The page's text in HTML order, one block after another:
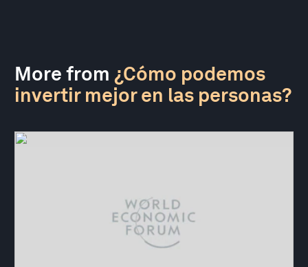
More from ¿Cómo podemos
invertir mejor en las personas?